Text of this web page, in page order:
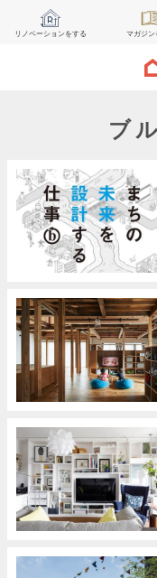
リノベーションをする マガジン
ブ